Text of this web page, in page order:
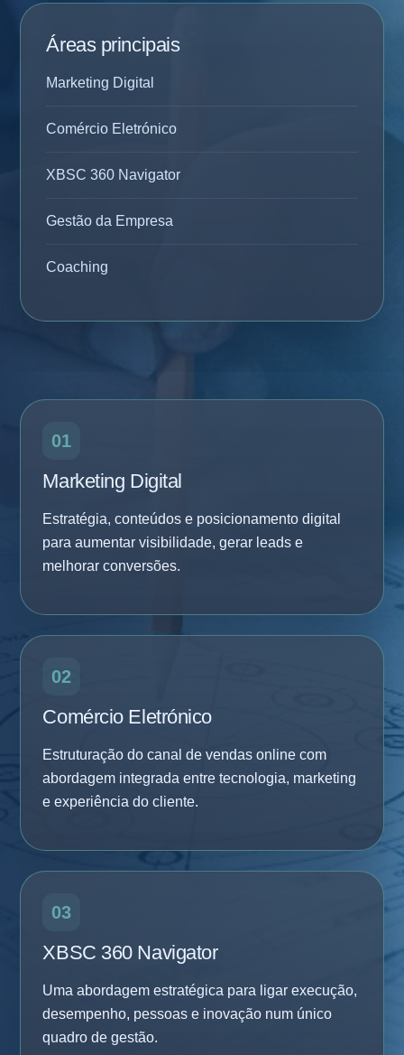
Áreas principais
Marketing Digital
Comércio Eletrónico
XBSC 360 Navigator
Gestão da Empresa
Coaching
01
Marketing Digital
Estratégia, conteúdos e posicionamento digital
para aumentar visibilidade, gerar leads e
melhorar conversões.
02
Comércio Eletrónico
Estruturação do canal de vendas online com
abordagem integrada entre tecnologia, marketing
e experiência do cliente.
03
XBSC 360 Navigator
Uma abordagem estratégica para ligar execução,
desempenho, pessoas e inovação num único
quadro de gestão.